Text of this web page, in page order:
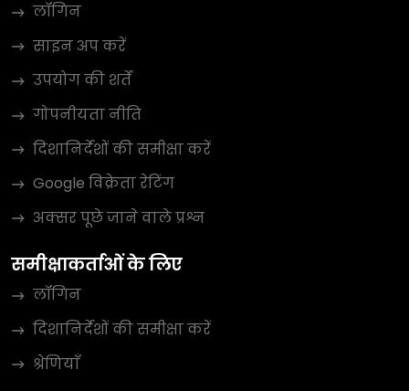
लॉगिन
साइन अप करें
उपयोग की शर्तें
गोपनीयता नीति
दिशानिर्देशों की समीक्षा करें
Google विक्रेता रेटिंग
अक्सर पूछे जाने वाले प्रश्न
समीक्षाकर्ताओं के लिए
लॉगिन
दिशानिर्देशों की समीक्षा करें
श्रेणियाँ